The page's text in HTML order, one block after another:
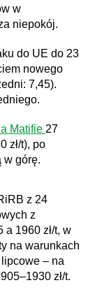
w
niepokój.
do UE do 23
nowego
7,45).
Matifie 27
zł/t), po
w górę.
z 24
z
1960 zł/t, w
na warunkach
– na
zł/t.